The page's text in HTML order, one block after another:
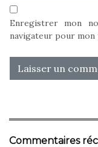
Enregistrer mon
navigateur pour
Commentaires